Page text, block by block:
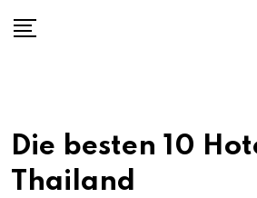
Die besten 10
Thailand